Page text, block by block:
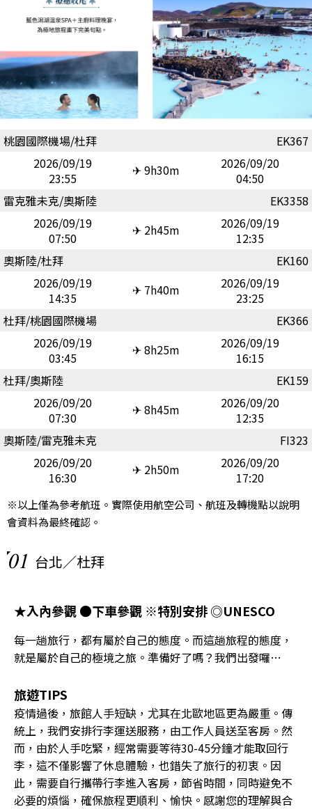
桃園國際機場/杜拜
EK367
2026/09/19
23:55
✈ 9h30m
2026/09/20
04:50
雷克雅未克/奧斯陸
EK3358
2026/09/19
07:50
✈ 2h45m
2026/09/19
12:35
奧斯陸/杜拜
EK160
2026/09/19
14:35
✈ 7h40m
2026/09/19
23:25
杜拜/桃園國際機場
EK366
2026/09/19
03:45
✈ 8h25m
2026/09/19
16:15
杜拜/奧斯陸
EK159
2026/09/20
07:30
✈ 8h45m
2026/09/20
12:35
奧斯陸/雷克雅未克
FI323
2026/09/20
16:30
✈ 2h50m
2026/09/20
17:20
※以上僅為參考航班。實際使用航空公司、航班及轉機點以說明
會資料為最終確認。
01 台北／杜拜
★入內參觀 ●下車參觀 ※特別安排 ◎UNESCO
每一趟旅行，都有屬於自己的態度。而這趟旅程的態度，
就是屬於自己的極境之旅。準備好了嗎？我們出發囉…
旅遊TIPS
疫情過後，旅館人手短缺，尤其在北歐地區更為嚴重。傳
統上，我們安排行李運送服務，由工作人員送至客房。然
而，由於人手吃緊，經常需要等待30-45分鐘才能取回行
李，這不僅影響了休息體驗，也錯失了旅行的初衷。因
此，需要自行攜帶行李進入客房，節省時間，同時避免不
必要的煩惱，確保旅程更順利、愉快。感謝您的理解與合